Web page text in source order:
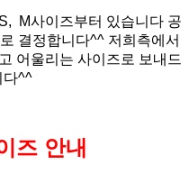
M사이즈부터 있습니다 공
결정합니다^^ 저희측에서
어울리는 사이즈로 보내드
다^^
즈 안내